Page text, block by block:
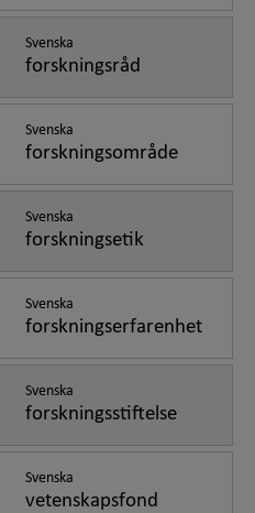
Svenska
forskningsråd
Svenska
forskningsområde
Svenska
forskningsetik
Svenska
forskningserfarenhet
Svenska
forskningsstiftelse
Svenska
vetenskapsfond